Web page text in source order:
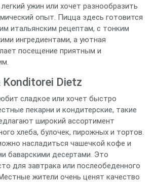
ужин или хочет разнообразить
опыт. Пицца здесь готовится
итальянским рецептам, с тонким
ингредиентами, а уютная
посещение приятным и
Konditorei Dietz
сладкое или хочет быстро
пекарни и кондитерские, такие
широкий ассортимент
хлеба, булочек, пирожных и тортов.
насладиться чашечкой кофе и
баварскими десертами. Это
для завтрака или послеобеденного
жители очень ценят качество